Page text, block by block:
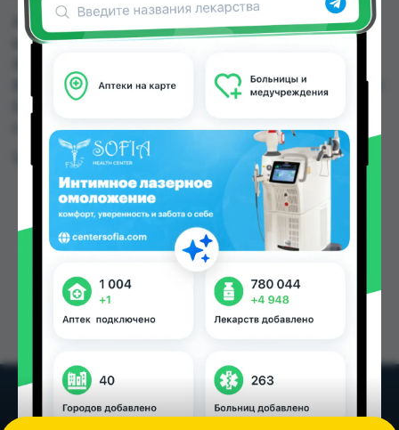
АМПИЦИЛЛИН СУЛЬБАКТАМ 1,5Г ФЛ АНГЛИЯ
можно купить или заказать в аптеках, Саховати
ВАКО , Алишер-К, Амирӣ, Аптека + 24/7 по цене от
городах Таджикистана
Цена: от5.10 TJS